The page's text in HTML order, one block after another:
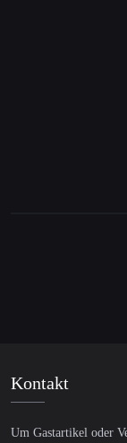
Kontakt
Um Gastartikel oder